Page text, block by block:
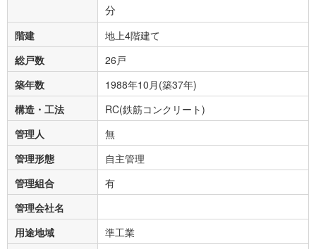
分
階建
地上4階建て
総戸数
26戸
築年数
1988年10月(築37年)
構造・工法
RC(鉄筋コンクリート)
管理人
無
管理形態
自主管理
管理組合
有
管理会社名
用途地域
準工業